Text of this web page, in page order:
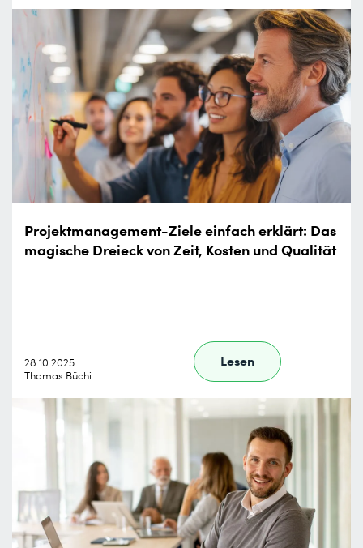
Projektmanagement-Ziele einfach erklärt: Das
magische Dreieck von Zeit, Kosten und Qualität
28.10.2025
Thomas Büchi
Lesen